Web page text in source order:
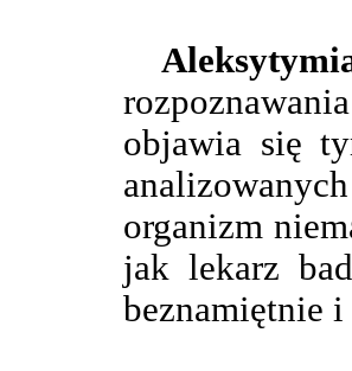
objawia się
organizm
jak lekarz
beznamiętnie i